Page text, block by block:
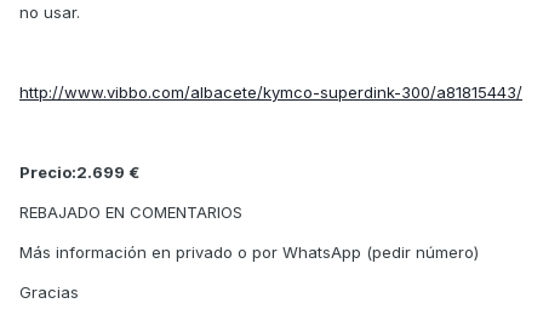
no usar.
http://www.vibbo.com/albacete/kymco-superdink-300/a81815443/
Precio:2.699 €
REBAJADO EN COMENTARIOS
Más información en privado o por WhatsApp (pedir número)
Gracias